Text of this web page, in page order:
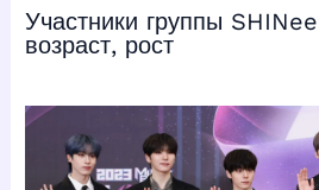
Участники группы
возраст, рост